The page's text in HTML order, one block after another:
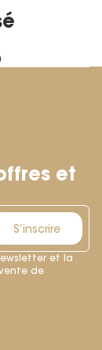
et
S’inscrire
et la
de